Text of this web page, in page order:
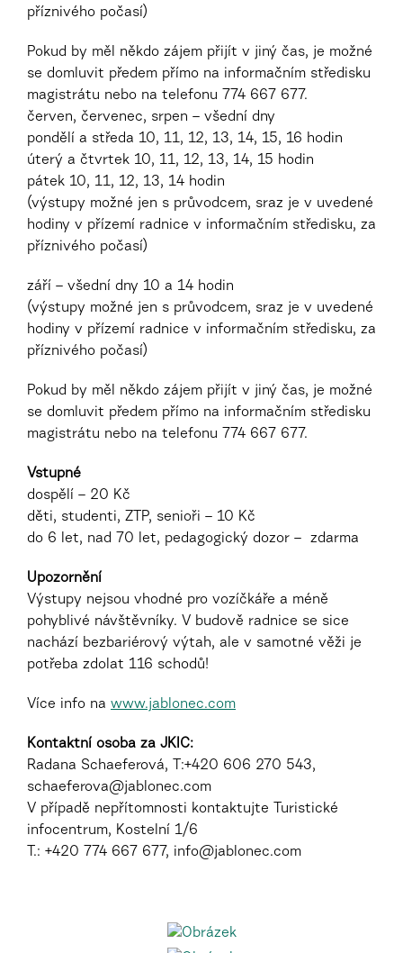
příznivého počasí)
Pokud by měl někdo zájem přijít v jiný čas, je možné
se domluvit předem přímo na informačním středisku
magistrátu nebo na telefonu 774 667 677.
červen, červenec, srpen – všední dny
pondělí a středa 10, 11, 12, 13, 14, 15, 16 hodin
úterý a čtvrtek 10, 11, 12, 13, 14, 15 hodin
pátek 10, 11, 12, 13, 14 hodin
(výstupy možné jen s průvodcem, sraz je v uvedené
hodiny v přízemí radnice v informačním středisku, za
příznivého počasí)
září – všední dny 10 a 14 hodin
(výstupy možné jen s průvodcem, sraz je v uvedené
hodiny v přízemí radnice v informačním středisku, za
příznivého počasí)
Pokud by měl někdo zájem přijít v jiný čas, je možné
se domluvit předem přímo na informačním středisku
magistrátu nebo na telefonu 774 667 677.
Vstupné
dospělí – 20 Kč
děti, studenti, ZTP, senioři – 10 Kč
do 6 let, nad 70 let, pedagogický dozor – zdarma
Upozornění
Výstupy nejsou vhodné pro vozíčkáře a méně
pohyblivé návštěvníky. V budově radnice se sice
nachází bezbariérový výtah, ale v samotné věži je
potřeba zdolat 116 schodů!
Více info na www.jablonec.com
Kontaktní osoba za JKIC:
Radana Schaeferová, T:+420 606 270 543,
schaeferova@jablonec.com
V případě nepřítomnosti kontaktujte Turistické
infocentrum, Kostelní 1/6
T.: +420 774 667 677, info@jablonec.com